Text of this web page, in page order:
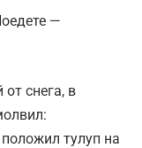
—
снега, в
тулуп на